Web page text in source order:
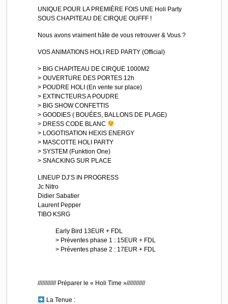
UNIQUE POUR LA PREMIÈRE FOIS UNE Holi Party
SOUS CHAPITEAU DE CIRQUE OUFFF !
Nous avons vraiment hâte de vous retrouver & Vous ?
VOS ANIMATIONS HOLI RED PARTY (Official)
> BIG CHAPITEAU DE CIRQUE 1000M2
> OUVERTURE DES PORTES 12h
> POUDRE HOLI (En vente sur place)
> EXTINCTEURS A POUDRE
> BIG SHOW CONFETTIS
> GOODIES ( BOUÉES, BALLONS DE PLAGE)
> DRESS CODE BLANC
> LOGOTISATION HEXIS ENERGY
> MASCOTTE HOLI PARTY
> SYSTEM (Funktion One)
> SNACKING SUR PLACE
LINEUP DJ’S IN PROGRESS
Jc Nitro
Didier Sabatier
Laurent Pepper
TIBO KSRG
Early Bird 13EUR + FDL
> Préventes phase 1 : 15EUR + FDL
> Préventes phase 2 : 17EUR + FDL
//////////// Préparer le « Holi Time »////////////
La Tenue :